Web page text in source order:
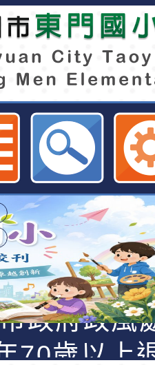
第1學期第2梯
國小全球資訊網
生及幼兒
訂版)與學
政府政風
手，綠能
70歲以上